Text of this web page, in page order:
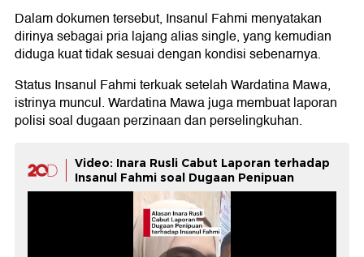
Dalam dokumen tersebut, Insanul Fahmi menyatakan
dirinya sebagai pria lajang alias single, yang kemudian
diduga kuat tidak sesuai dengan kondisi sebenarnya.
Status Insanul Fahmi terkuak setelah Wardatina Mawa,
istrinya muncul. Wardatina Mawa juga membuat laporan
polisi soal dugaan perzinaan dan perselingkuhan.
Video: Inara Rusli Cabut Laporan terhadap
Insanul Fahmi soal Dugaan Penipuan